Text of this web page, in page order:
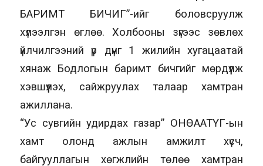
БАРИМТ БИЧИГ”-ийг боловсруулж
хүлээлгэн өглөө. Холбооны зүгээс зөвлөх
үйлчилгээний үр дүнг 1 жилийн хугацаатай
хянаж Бодлогын баримт бичгийг мөрдүүлж
хэвшүүлэх, сайжруулах талаар хамтран
ажиллана.
“Ус сувгийн удирдах газар” ОНӨААТҮГ-ын
хамт олонд ажлын амжилт хүсч,
байгууллагын хөгжлийн төлөө хамтран